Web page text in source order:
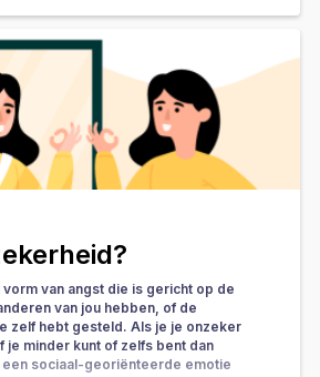
van angst die is gericht op de
van jou hebben, of de
zelf hebt gesteld. Als je je onzeker
je minder kunt of zelfs bent dan
een sociaal-georiënteerde emotie